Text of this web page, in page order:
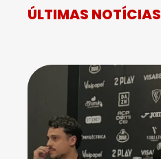
ÚLTIMAS NOTÍCIAS